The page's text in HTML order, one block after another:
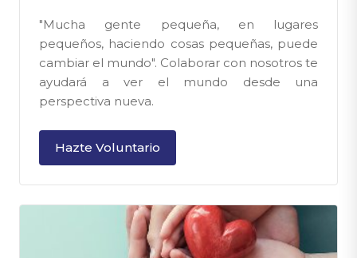
"Mucha gente pequeña, en lugares
pequeños, haciendo cosas pequeñas, puede
cambiar el mundo". Colaborar con nosotros te
ayudará a ver el mundo desde una
perspectiva nueva.
Hazte Voluntario